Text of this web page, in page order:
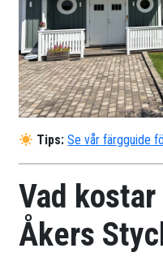
Tips: Se vår färgguide
Vad
Åkers